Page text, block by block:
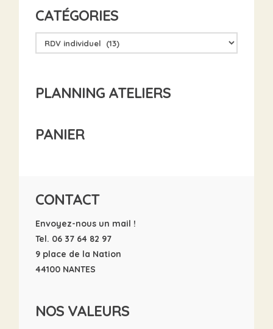
CATÉGORIES
PLANNING ATELIERS
PANIER
CONTACT
Envoyez-nous un mail !
Tel. 06 37 64 82 97
9 place de la Nation
44100 NANTES
NOS VALEURS